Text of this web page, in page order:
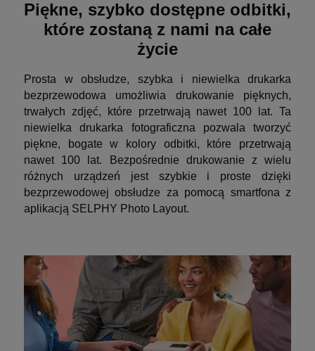
Piękne, szybko dostępne odbitki,
które zostaną z nami na całe
życie
Prosta w obsłudze, szybka i niewielka drukarka
bezprzewodowa umożliwia drukowanie pięknych,
trwałych zdjęć, które przetrwają nawet 100 lat. Ta
niewielka drukarka fotograficzna pozwala tworzyć
piękne, bogate w kolory odbitki, które przetrwają
nawet 100 lat. Bezpośrednie drukowanie z wielu
różnych urządzeń jest szybkie i proste dzięki
bezprzewodowej obsłudze za pomocą smartfona z
aplikacją SELPHY Photo Layout.